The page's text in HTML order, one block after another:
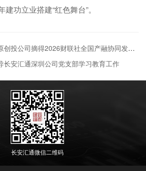
功立业搭建“红色舞台”。
上一篇：喜报！秦创原创投公司摘得2026财联社全国产融协同发展华曜奖两大奖项
长安汇通深圳公司党支部学习教育工作
长安汇通微信二维码